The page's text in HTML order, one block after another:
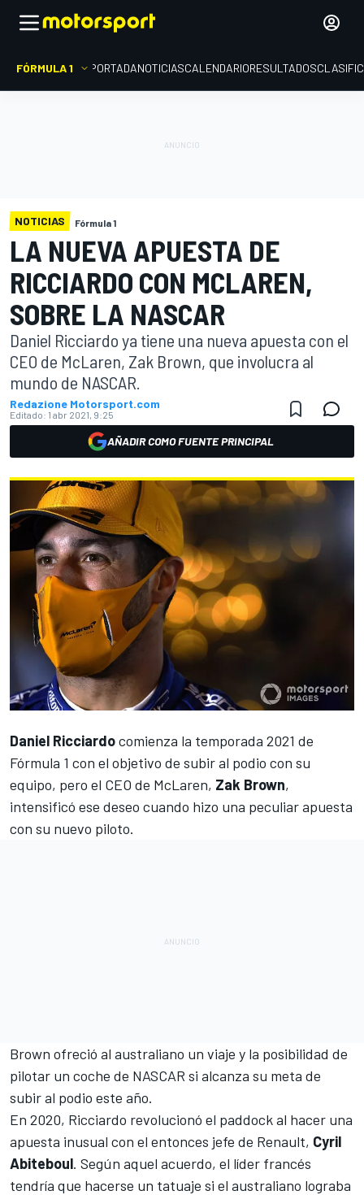
FÓRMULA 1 PORTADANOTICIASCALENDARIORESULTADOS
NOTICIAS Fórmula 1
LA NUEVA APUESTA DE
RICCIARDO CON MCLAREN,
SOBRE LA NASCAR
Daniel Ricciardo ya tiene una nueva apuesta con el
CEO de McLaren, Zak Brown, que involucra al
mundo de NASCAR.
Redazione Motorsport.com
Editado: 1 abr 2021, 9:25
AÑADIR COMO FUENTE PRINCIPAL
Daniel Ricciardocomienza la temporada 2021 de
Fórmula 1 con el objetivo de subir al podio con su
equipo, pero el CEO de McLaren, Zak Brown,
intensificó ese deseo cuando hizo una peculiar apuesta
con su nuevo piloto.
Brown ofreció al australiano un viaje y la posibilidad de
pilotar un coche de NASCAR si alcanza su meta de
subir al podio este año.
En 2020, Ricciardo revolucionó el paddock al hacer una
apuesta inusual con el entonces jefe de Renault, Cyril
Abiteboul. Según aquel acuerdo, el líder francés
tendría que hacerse un tatuaje si el australiano lograba